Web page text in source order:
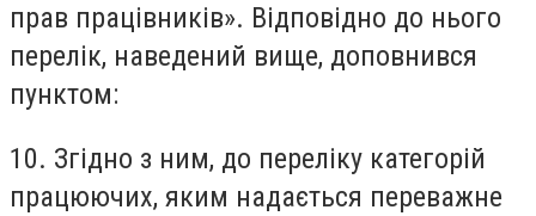
прав працівників». Відповідно до нього
перелік, наведений вище, доповнився
пунктом:
10. Згідно з ним, до переліку категорій
працюючих, яким надається переважне